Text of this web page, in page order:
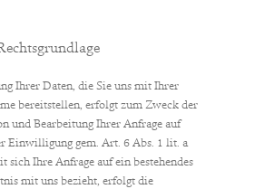
Ihrer Daten, die Sie uns mit Ihrer
bereitstellen, erfolgt zum Zweck der
und Bearbeitung Ihrer Anfrage auf
Einwilligung gem. Art. 6 Abs. 1 lit. a
sich Ihre Anfrage auf ein bestehendes
mit uns bezieht, erfolgt die